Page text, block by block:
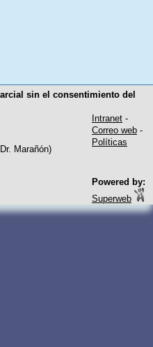
sin el consentimiento del
Marañón)
Intranet -
Correo web -
Políticas
Powered by:
Superweb